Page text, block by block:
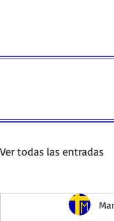
Ver todas las entradas
Oración de la